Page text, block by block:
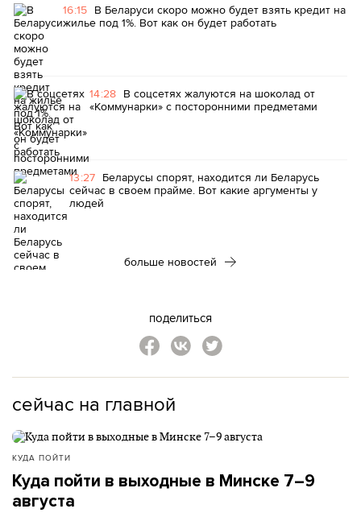
16:15 В Беларуси скоро можно будет взять кредит на
жилье под 1%. Вот как он будет работать
14:28 В соцсетях жалуются на шоколад от
«Коммунарки» с посторонними предметами
13:27 Беларусы спорят, находится ли Беларусь
сейчас в своем прайме. Вот какие аргументы у
людей
больше новостей
поделиться
сейчас на главной
КУДА ПОЙТИ
Куда пойти в выходные в Минске 7–9
августа